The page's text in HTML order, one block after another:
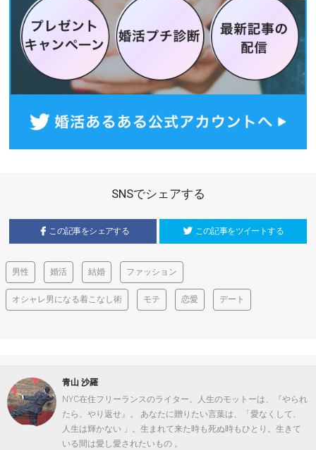
SNSでシェアする
この記事をシェアする この記事をツイートする
男性 婚活 結婚 ファッション
オシャレ男になる着こなし術 モテ 恋愛 デート
青山 沙羅
NYC在住フリーランスのライター。人生のモットーは、『やられ
たら、やり返せ』。 あなたに贈りたい言葉は、「愛なくして、
人生は輝かない 」。生まれて来た時も死ぬ時もひとり。生きて
いる間は愛し愛されたいもの 。